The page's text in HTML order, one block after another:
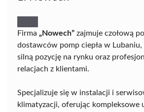
Firma „Nowech” zajmuje czołową
dostawców pomp ciepła w
silną pozycję na rynku oraz
relacjach z klientami.
Specjalizuje się w instalacji i
klimatyzacji, oferując kompleksowe